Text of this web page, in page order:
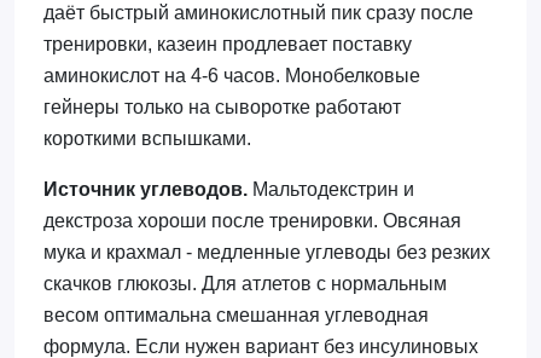
даёт быстрый аминокислотный пик сразу после
тренировки, казеин продлевает поставку
аминокислот на 4-6 часов. Монобелковые
гейнеры только на сыворотке работают
короткими вспышками.
Источник углеводов.Мальтодекстрин и
декстроза хороши после тренировки. Овсяная
мука и крахмал - медленные углеводы без резких
скачков глюкозы. Для атлетов с нормальным
весом оптимальна смешанная углеводная
формула. Если нужен вариант без инсулиновых